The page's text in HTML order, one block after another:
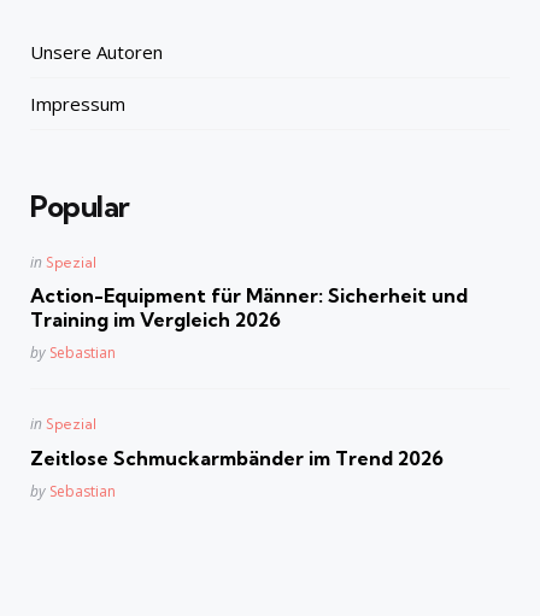
Unsere Autoren
Impressum
Popular
Posted
in Spezial
Action-Equipment für Männer: Sicherheit und
Training im Vergleich 2026
Posted
by Sebastian
Posted
in Spezial
Zeitlose Schmuckarmbänder im Trend 2026
Posted
by Sebastian